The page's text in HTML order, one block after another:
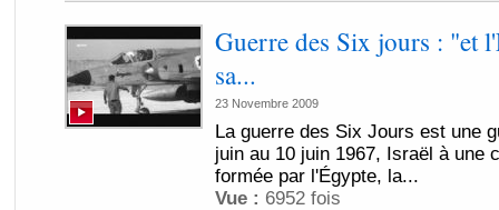
Guerre des Six jours : "et
sa...
23 Novembre 2009
La guerre des Six Jours est une
juin au 10 juin 1967, Israël à une
formée par l'Égypte, la...
Vue : 6952 fois